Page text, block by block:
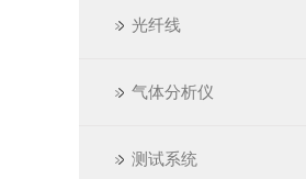
光纤线
气体分析仪
测试系统